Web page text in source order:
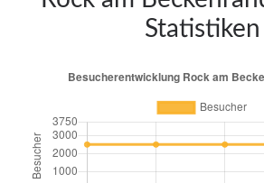
Statistiken